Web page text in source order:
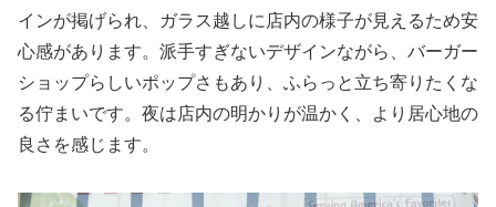
インが掲げられ、ガラス越しに店内の様子が見えるため安
心感があります。派手すぎないデザインながら、バーガー
ショップらしいポップさもあり、ふらっと立ち寄りたくな
る佇まいです。夜は店内の明かりが温かく、より居心地の
良さを感じます。